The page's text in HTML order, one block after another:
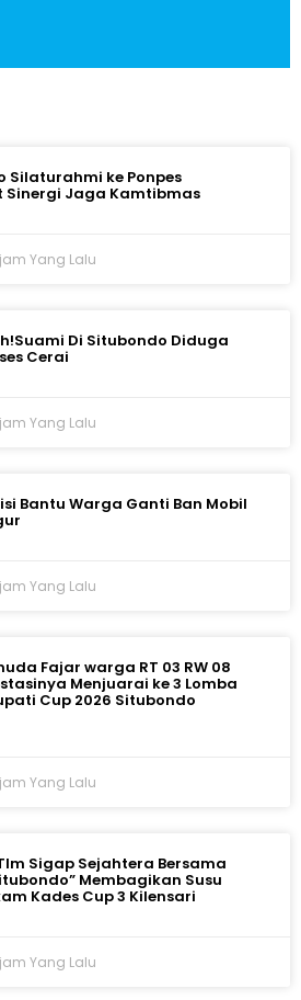
Silaturahmi ke Ponpes
Sinergi Jaga Kamtibmas
Yang Lalu
Di Situbondo Diduga
Cerai
Yang Lalu
Bantu Warga Ganti Ban Mobil
Yang Lalu
Fajar warga RT 03 RW 08
Menjuarai ke 3 Lomba
Cup 2026 Situbondo
Yang Lalu
Sigap Sejahtera Bersama
Membagikan Susu
Kades Cup 3 Kilensari
Yang Lalu